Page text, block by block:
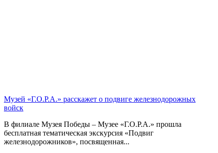
Музей «Г.О.Р.А.» расскажет о подвиге железнодорожных
войск
В филиале Музея Победы – Музее «Г.О.Р.А.» прошла
бесплатная тематическая экскурсия «Подвиг
железнодорожников», посвященная...